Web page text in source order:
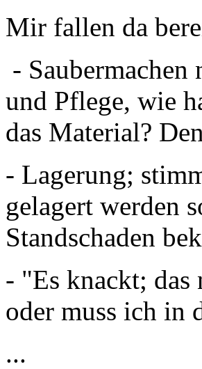
Mir fallen da
-
und Pflege, wie
das Material?
- Lagerung;
gelagert werden
Standschaden
- "Es knackt; das
oder muss ich in
...